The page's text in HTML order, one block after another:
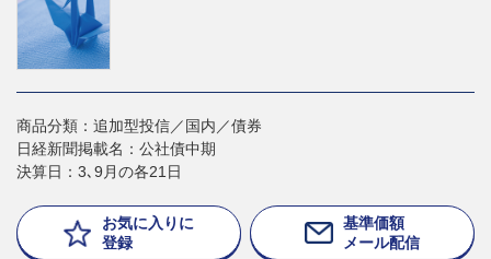
商品分類：追加型投信／国内／債券
日経新聞掲載名：公社債中期
決算日：3､9月の各21日
お気に入りに
登録
基準価額
メール配信